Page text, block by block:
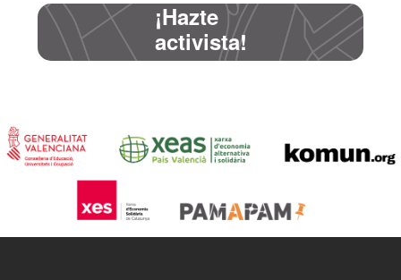
¡Hazte
activista!